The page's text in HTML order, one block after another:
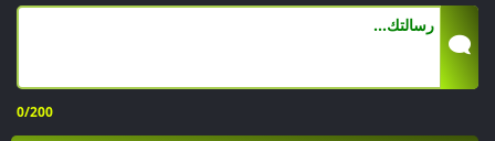
0/200